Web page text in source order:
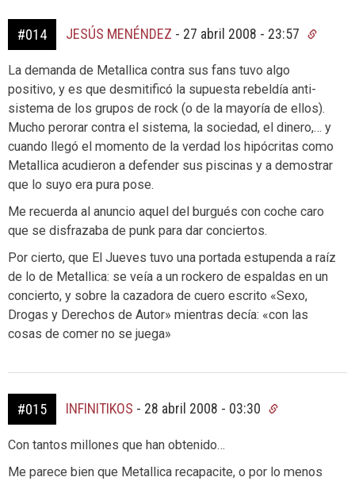
#014 JESÚS MENÉNDEZ - 27 abril 2008 - 23:57
La demanda de Metallica contra sus fans tuvo algo
positivo, y es que desmitificó la supuesta rebeldía anti-
sistema de los grupos de rock (o de la mayoría de ellos).
Mucho perorar contra el sistema, la sociedad, el dinero,… y
cuando llegó el momento de la verdad los hipócritas como
Metallica acudieron a defender sus piscinas y a demostrar
que lo suyo era pura pose.
Me recuerda al anuncio aquel del burgués con coche caro
que se disfrazaba de punk para dar conciertos.
Por cierto, que El Jueves tuvo una portada estupenda a raíz
de lo de Metallica: se veía a un rockero de espaldas en un
concierto, y sobre la cazadora de cuero escrito «Sexo,
Drogas y Derechos de Autor» mientras decía: «con las
cosas de comer no se juega»
#015 INFINITIKOS - 28 abril 2008 - 03:30
Con tantos millones que han obtenido…
Me parece bien que Metallica recapacite, o por lo menos